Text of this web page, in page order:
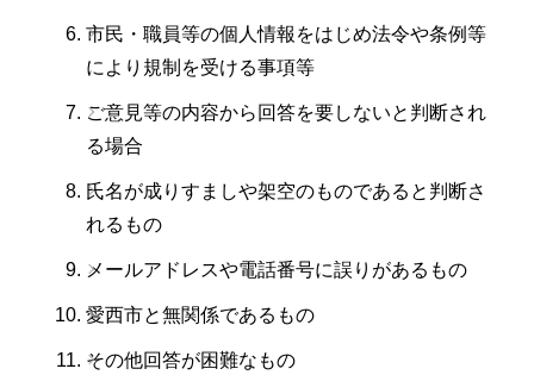
市民・職員等の個人情報をはじめ法令や条例等
により規制を受ける事項等
ご意見等の内容から回答を要しないと判断され
る場合
氏名が成りすましや架空のものであると判断さ
れるもの
メールアドレスや電話番号に誤りがあるもの
愛西市と無関係であるもの
その他回答が困難なもの